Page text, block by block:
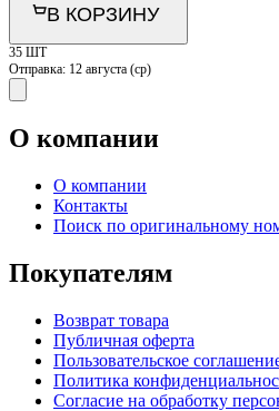
В КОРЗИНУ
35 ШТ
Отправка: 12 августа (ср)
О компании
О компании
Контакты
Поиск по оригинальному
Покупателям
Возврат товара
Публичная оферта
Пользовательское
Политика
Согласие на обработку